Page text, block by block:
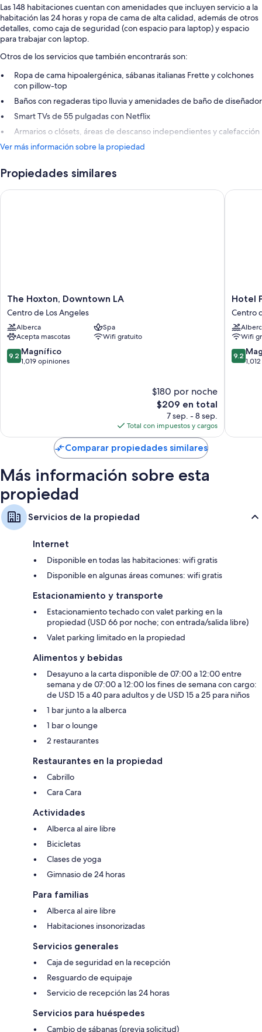
Las 148 habitaciones cuentan con amenidades que incluyen servicio a la
habitación las 24 horas y ropa de cama de alta calidad, además de otros
detalles, como caja de seguridad (con espacio para laptop) y espacio
para trabajar con laptop.
Otros de los servicios que también encontrarás son:
Ropa de cama hipoalergénica, sábanas italianas Frette y colchones
con pillow-top
Baños con regaderas tipo lluvia y amenidades de baño de diseñador
Smart TVs de 55 pulgadas con Netflix
Armarios o clósets, áreas de descanso independientes y calefacción
Ver más información sobre la propiedad
Propiedades similares
The
Hoxton,
Downtown
LA
Centro
de
Los
The Hoxton, Downtown LA
Centro de Los Angeles
Alberca
Spa
Acepta mascotas
Wifi gratuito
9.2
de
9.2 Magnífico
1,019 opiniones
$180 por noche
El
precio
actual
es
de
$209
$209 en total
7 sep. - 8 sep.
Total con impuestos y cargos
The Hoxton, Downtown LA
Hotel
Per
La,
Centro
de
Hotel
Centro
Wifi
9.2
de
9.2
Hotel
Comparar propiedades similares
Más información sobre esta
propiedad
Servicios de la propiedad
Internet
Disponible en todas las habitaciones: wifi gratis
Disponible en algunas áreas comunes: wifi gratis
Estacionamiento y transporte
Estacionamiento techado con valet parking en la
propiedad (USD 66 por noche; con entrada/salida libre)
Valet parking limitado en la propiedad
Alimentos y bebidas
Desayuno a la carta disponible de 07:00 a 12:00 entre
semana y de 07:00 a 12:00 los fines de semana con cargo:
de USD 15 a 40 para adultos y de USD 15 a 25 para niños
1 bar junto a la alberca
1 bar o lounge
2 restaurantes
Restaurantes en la propiedad
Cabrillo
Cara Cara
Actividades
Alberca al aire libre
Bicicletas
Clases de yoga
Gimnasio de 24 horas
Para familias
Alberca al aire libre
Habitaciones insonorizadas
Servicios generales
Caja de seguridad en la recepción
Resguardo de equipaje
Servicio de recepción las 24 horas
Servicios para huéspedes
Cambio de sábanas (previa solicitud)